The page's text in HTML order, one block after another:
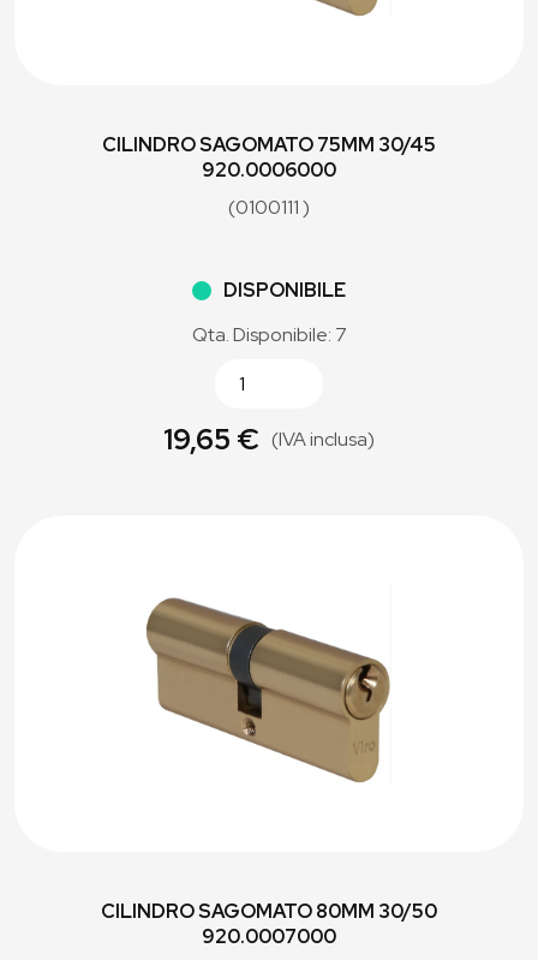
CILINDRO SAGOMATO 75MM 30/45
920.0006000
(0100111 )
DISPONIBILE
Qta. Disponibile: 7
19,65 € (IVA inclusa)
CILINDRO SAGOMATO 80MM 30/50
920.0007000